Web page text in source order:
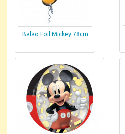
Balão Foil Mickey 78cm